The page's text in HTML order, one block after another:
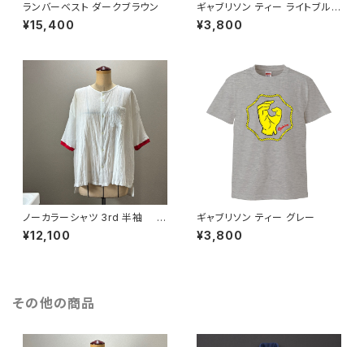
ランバーベスト ダークブラウン
¥15,400
ギャブリソン ティー ライトブル
ー
¥3,800
ノーカラーシャツ 3rd 半袖 白
×赤
¥12,100
ギャブリソン ティー グレー
¥3,800
その他の商品